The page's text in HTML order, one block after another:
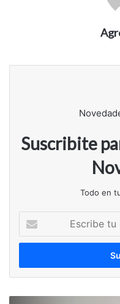
Suscribite
Todo en
correo